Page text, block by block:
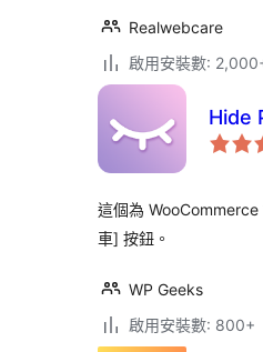
Realwebcare
啟用安裝數:
Hide
這個為
車] 按鈕。
WP Geeks
啟用安裝數: 800+